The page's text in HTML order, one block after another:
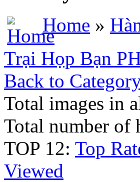
Home »
Trại Họp Bạn
Back to
Total images in
Total number of
TOP 12: Top
Viewed